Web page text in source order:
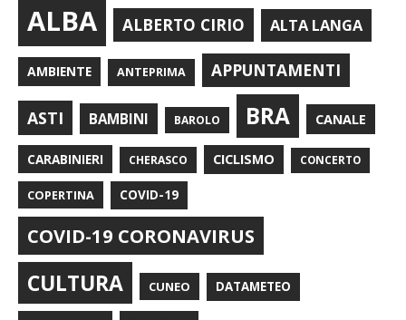
ALBA ALBERTO CIRIO ALTA LANGA
AMBIENTE ANTEPRIMA APPUNTAMENTI
ASTI BAMBINI BAROLO BRA CANALE
CARABINIERI CHERASCO CICLISMO CONCERTO
COPERTINA COVID-19
COVID-19 CORONAVIRUS
CULTURA CUNEO DATAMETEO